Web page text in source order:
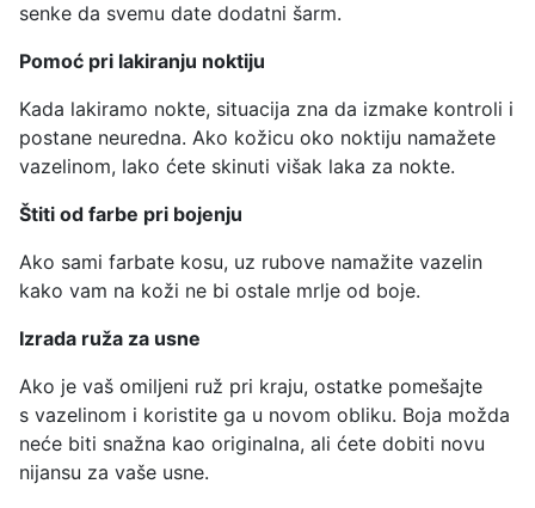
senke da svemu date dodatni šarm.
Pomoć pri lakiranju noktiju
Kada lakiramo nokte, situacija zna da izmake kontroli i
postane neuredna. Ako kožicu oko noktiju namažete
vazelinom, lako ćete skinuti višak laka za nokte.
Štiti od farbe pri bojenju
Ako sami farbate kosu, uz rubove namažite vazelin
kako vam na koži ne bi ostale mrlje od boje.
Izrada ruža za usne
Ako je vaš omiljeni ruž pri kraju, ostatke pomešajte
s vazelinom i koristite ga u novom obliku. Boja možda
neće biti snažna kao originalna, ali ćete dobiti novu
nijansu za vaše usne.